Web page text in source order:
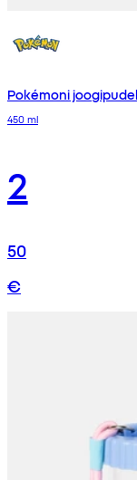
Pokémoni joogipudel
450 ml
2
50
€